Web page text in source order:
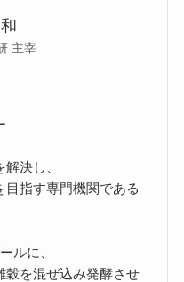
主宰
決し、
目指す専門機関である
ルに、
穀を混ぜ込み発酵させ